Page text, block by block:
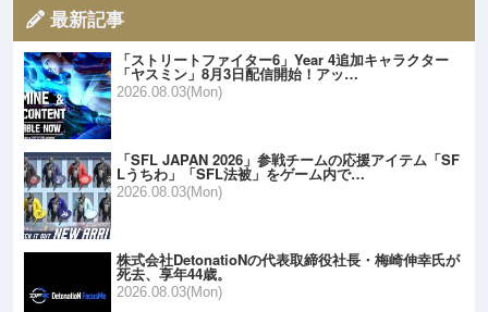
最新記事
「ストリートファイター6」Year 4追加キャラクター
「ヤスミン」8月3日配信開始！アッ…
2026.08.03(Mon)
「SFL JAPAN 2026」参戦チームの応援アイテム「SF
Lうちわ」「SFL法被」をゲーム内で…
2026.08.03(Mon)
株式会社DetonatioNの代表取締役社長・梅崎伸幸氏が
死去、享年44歳。
2026.08.03(Mon)